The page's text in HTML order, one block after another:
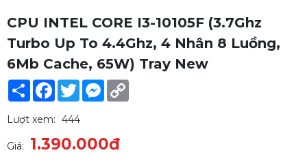
CPU INTEL CORE I3-10105F (3.7Ghz
Turbo Up To 4.4Ghz, 4 Nhân 8 Luồng,
6Mb Cache, 65W) Tray New
Share Facebook
TwitterMessenger
Lượt xem: 444
Giá: 1.390.000đ